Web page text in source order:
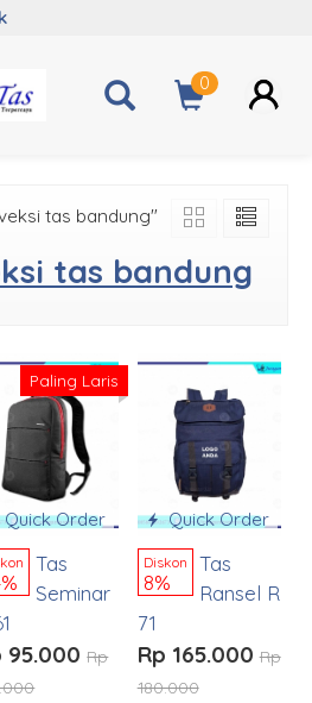
0
tas bandung"
tas bandung
Quick Order
Paling Laris
Tas
Seminar
95.000 Rp
Quick Order
Diskon
8%
Tas
Ransel R
71
Rp 165.000 Rp
180.000